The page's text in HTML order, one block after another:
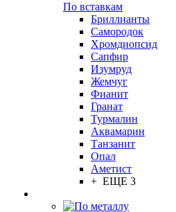
По вставкам
Бриллианты
Самородок
Хромдиопсид
Сапфир
Изумруд
Жемчуг
Фианит
Гранат
Турмалин
Аквамарин
Танзанит
Опал
Аметист
+ ЕЩЕ 3